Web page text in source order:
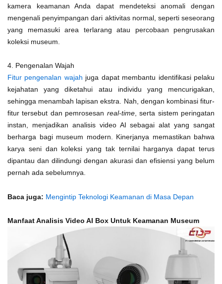
kamera keamanan Anda dapat mendeteksi anomali dengan
mengenali penyimpangan dari aktivitas normal, seperti seseorang
yang memasuki area terlarang atau percobaan pengrusakan
koleksi museum.
4. Pengenalan Wajah
Fitur pengenalan wajah juga dapat membantu identifikasi pelaku
kejahatan yang diketahui atau individu yang mencurigakan,
sehingga menambah lapisan ekstra. Nah, dengan kombinasi fitur-
fitur tersebut dan pemrosesan real-time, serta sistem peringatan
instan, menjadikan analisis video AI sebagai alat yang sangat
berharga bagi museum modern. Kinerjanya memastikan bahwa
karya seni dan koleksi yang tak ternilai harganya dapat terus
dipantau dan dilindungi dengan akurasi dan efisiensi yang belum
pernah ada sebelumnya.
Baca juga: Mengintip Teknologi Keamanan di Masa Depan
Manfaat Analisis Video AI Box Untuk Keamanan Museum